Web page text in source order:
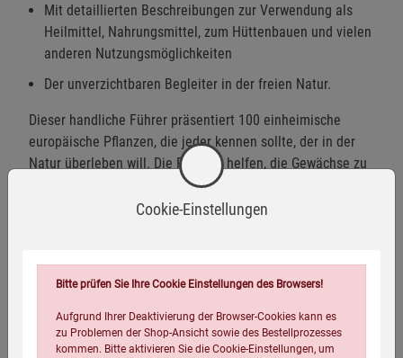
Mit detaillierten Beschreibungen zur Verwendung als
Heilmittel, Nahrungsmittel, zum Hüttenbauen und vielen
anderen Nutzungsmöglichkeiten
Der unverzichtbaren Begleiter in der freien Natur.
Dieser handliche Führer präsentiert 100 einheimische
europäische Pflanzen, die jeder kennen sollte, der in der
Natur überleben will. Die Porträts helfen, die Gewächse zu
identifizieren, und zeigen, wann und wie sie am besten
geerntet, haltbar gemacht und als Nahrung oder Medizin
Eigenschaften
Cookie-Einstellungen
Bitte prüfen Sie Ihre Cookie Einstellungen des Browsers!
Aufgrund Ihrer Deaktivierung der Browser-Cookies kann es
zu Problemen der Shop-Ansicht sowie des Bestellprozesses
kommen. Bitte aktivieren Sie die Cookie-Einstellungen, um